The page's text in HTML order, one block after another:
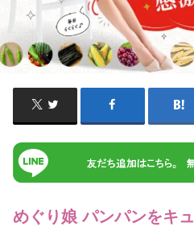
めぐり娘 パンパンをキ